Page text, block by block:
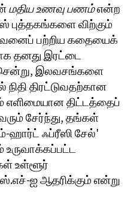
மதிய உணவு பணம்என்ற
புத்தகங்களை விற்கும்
பற்றிய கதையைக்
தனது இரட்டை
இலவசங்களை
திரட்டுவதற்கான
எளிமையான திட்டத்தைப்
சேர்ந்து, தங்கள்
ஹார்ட் ஃப்ரீஸி சேல்'
உருவாக்கப்பட்ட
உள்ளூர்
ஐ ஆதரிக்கும் என்று